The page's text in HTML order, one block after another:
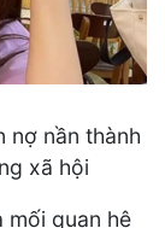
nợ nần thành
xã hội
mối quan hệ